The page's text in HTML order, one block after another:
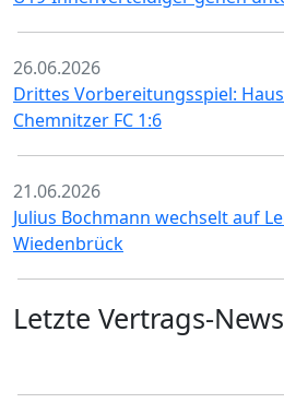
26.06.2026
Drittes Vorbereitungsspiel:
Chemnitzer FC 1:6
21.06.2026
Julius Bochmann wechselt auf
Wiedenbrück
Letzte Vertrags-News